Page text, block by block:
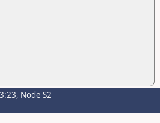
Node S2